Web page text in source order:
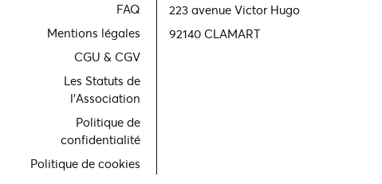
FAQ
Mentions légales
CGU & CGV
Les Statuts de
l'Association
Politique de
confidentialité
Politique de cookies
223 avenue Victor Hugo
92140 CLAMART